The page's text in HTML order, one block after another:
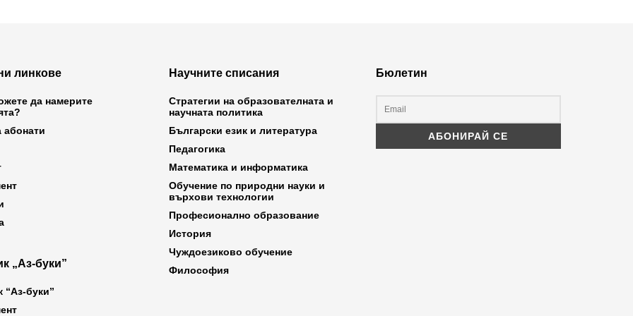
линкове
да намерите
абонати
„Аз-буки”
“Аз-буки”
Научните списания
Стратегии на образователната и
научната политика
Български език и литература
Педагогика
Математика и информатика
Обучение по природни науки и
върхови технологии
Професионално образование
История
Чуждоезиково обучение
Философия
Бюлетин